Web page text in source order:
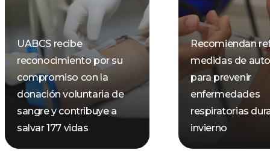
UABCS recibe
reconocimiento por su
compromiso con la
donación voluntaria de
sangre y contribuye a
salvar 177 vidas
Recomiendan
medidas de
para prevenir
enfermedades
respiratorias
invierno